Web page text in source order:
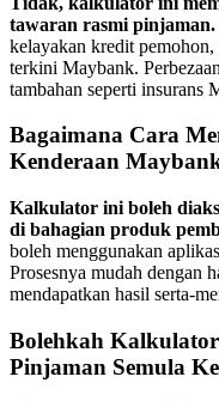
tawaran rasmi pinjaman.
kelayakan kredit
terkini Maybank.
tambahan seperti insurans
Bagaimana Cara
Kenderaan
Kalkulator ini boleh
di bahagian produk
boleh menggunakan
Prosesnya mudah dengan
mendapatkan hasil serta-
Bolehkah
Pinjaman Semula